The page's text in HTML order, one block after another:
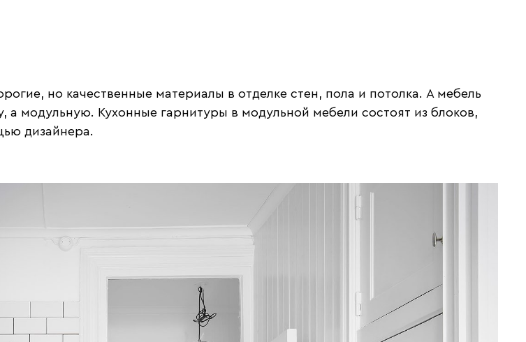
но качественные материалы в отделке стен, пола и потолка. А мебель
модульную. Кухонные гарнитуры в модульной мебели состоят из блоков,
дизайнера.